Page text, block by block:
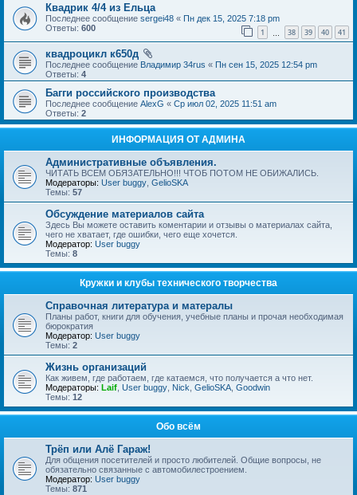
Квадрик 4/4 из Ельца
Последнее сообщение sergei48 « Пн дек 15, 2025 7:18 pm
Ответы: 600 1 38 39 40 41
квадроцикл к650д
Последнее сообщение Владимир 34rus « Пн сен 15, 2025 12:54 pm
Ответы: 4
Багги российского производства
Последнее сообщение AlexG « Ср июл 02, 2025 11:51 am
Ответы: 2
ИНФОРМАЦИЯ ОТ АДМИНА
Административные объявления.
ЧИТАТЬ ВСЕМ ОБЯЗАТЕЛЬНО!!! ЧТОБ ПОТОМ НЕ ОБИЖАЛИСЬ.
Модераторы: User buggy GelioSKA
Темы: 57
Обсуждение материалов сайта
Здесь Вы можете оставить коментарии и отзывы о материалах сайта,
чего не хватает, где ошибки, чего еще хочется.
Модератор: User buggy
Темы: 8
Кружки и клубы технического творчества
Справочная литература и матералы
Планы работ, книги для обучения, учебные планы и прочая необходимая
бюрократия
Модератор: User buggy
Темы: 2
Жизнь организаций
Как живем, где работаем, где катаемся, что получается а что нет.
Модераторы: Laif User buggy Nick GelioSKA Goodwin
Темы: 12
Обо всём
Трёп или Алё Гараж!
Для общения посетителей и просто любителей. Общие вопросы, не
обязательно связанные с автомобилестроением.
Модератор: User buggy
Темы: 871